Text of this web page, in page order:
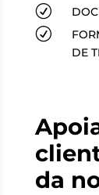
R
R
DE
da